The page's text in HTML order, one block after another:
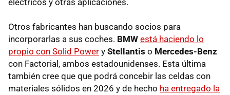
eléctricos y otras aplicaciones.
Otros fabricantes han buscando socios para
incorporarlas a sus coches. BMW está haciendo lo
propio con Solid Power y Stellantis o Mercedes-Benz
con Factorial, ambos estadounidenses. Esta última
también cree que que podrá concebir las celdas con
materiales sólidos en 2026 y de hecho ha entregado la